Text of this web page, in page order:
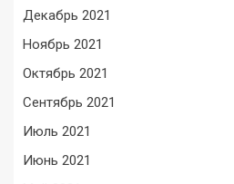
Декабрь 2021
Ноябрь 2021
Октябрь 2021
Сентябрь 2021
Июль 2021
Июнь 2021